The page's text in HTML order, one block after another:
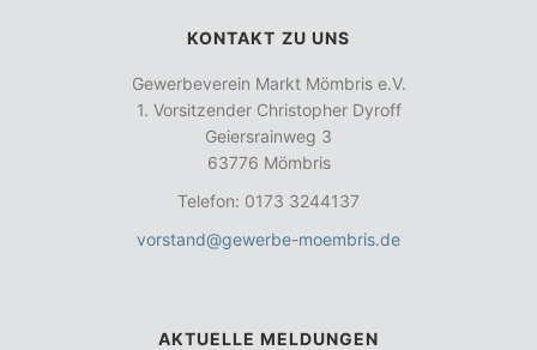
KONTAKT ZU UNS
Gewerbeverein Markt Mömbris e.V.
1. Vorsitzender Christopher Dyroff
Geiersrainweg 3
63776 Mömbris
Telefon: 0173 3244137
vorstand@gewerbe-moembris.de
AKTUELLE MELDUNGEN